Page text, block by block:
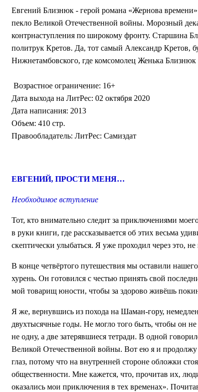
Евгений Близнюк - герой романа «Жернова времени»
пекло Великой Отечественной войны. Морозный
контрнаступления по широкому фронту. Старшина
политрук Кретов. Да, тот самый Александр Кретов,
Нижнетамбовского, где комсомолец Женька
Возрастное ограничение: 16+
Дата выхода на ЛитРес: 02 октября 2020
Дата написания: 2013
Объем: 410 стр.
Правообладатель: ЛитРес: Самиздат
ЕВГЕНИЙ, ПРОСТИ МЕНЯ…
Необходимое вступление
Тот, кто внимательно следит за приключениями
в руки книги, где рассказывается об этих весьма
скептически улыбаться. Я уже проходил через это,
В конце четвёртого путешествия мы оставили
хурень. Он готовился с честью принять свой
мой товарищ юности, чтобы за здорово живёшь
Я же, вернувшись из похода на Шаман-гору,
двухтысячные годы. Не могло того быть, чтобы он
не одну, а две затерявшиеся тетради. В одной
Великой Отечественной войны. Вот ею я и продолжу
глаз, потому что на внутренней стороне обложки
общественности. Мне кажется, что, прочитав их,
оказались мои приключения в тех временах».